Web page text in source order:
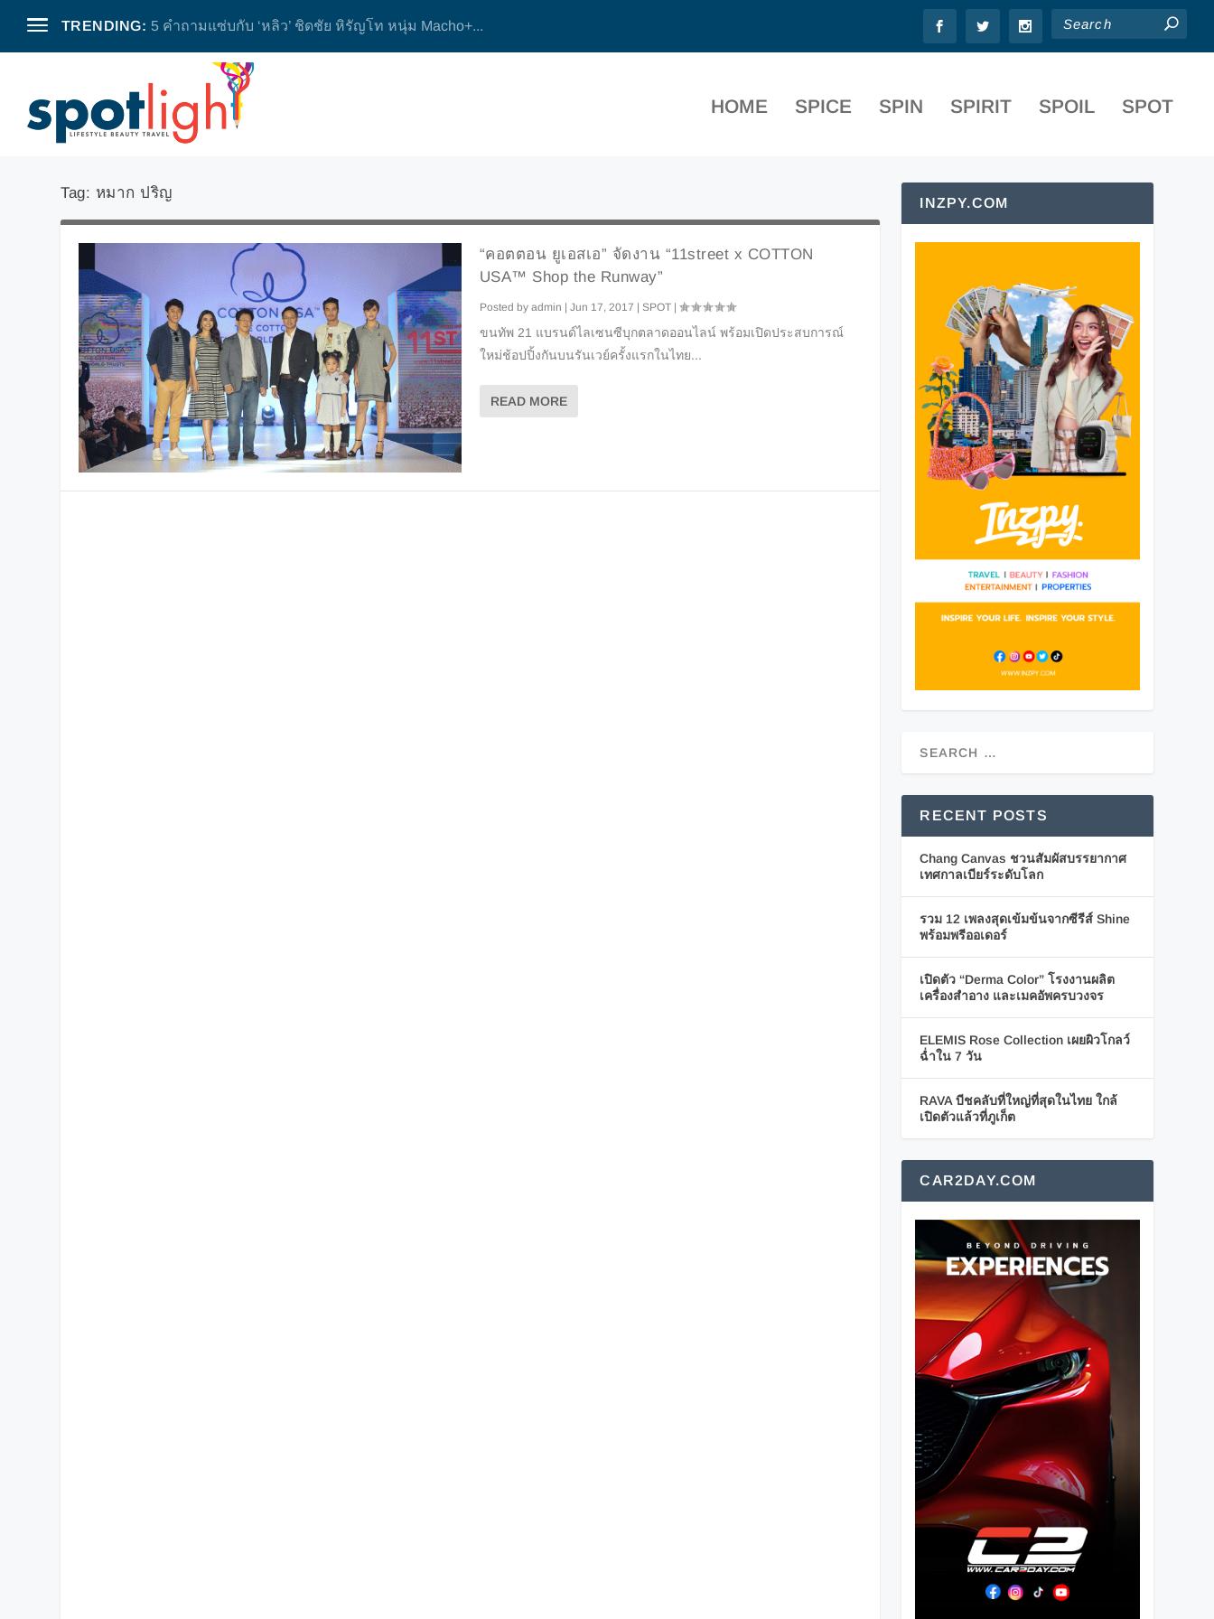
TRENDING: 5 คำถามแซ่บกับ ‘หลิว’ ชิดชัย หิรัญโท หนุ่ม Macho+...
HOME SPICE SPIN SPIRIT SPOIL SPOT
Tag: หมาก ปริญ
“คอตตอน ยูเอสเอ” จัดงาน “11street x COTTON
USA™ Shop the Runway”
Posted by admin | Jun 17, 2017 | SPOT|
ขนทัพ 21 แบรนด์ไลเซนซีบุกตลาดออนไลน์ พร้อมเปิดประสบการณ์
ใหม่ช้อปปิ้งกันบนรันเวย์ครั้งแรกในไทย...
READ MORE
INZPY.COM
RECENT POSTS
Chang Canvas ชวนสัมผัสบรรยากาศ
เทศกาลเบียร์ระดับโลก
รวม 12 เพลงสุดเข้มข้นจากซีรีส์ Shine
พร้อมพรีออเดอร์
เปิดตัว “Derma Color” โรงงานผลิต
เครื่องสำอาง และเมคอัพครบวงจร
ELEMIS Rose Collection เผยผิวโกลว์
ฉ่ำใน 7 วัน
RAVA บีชคลับที่ใหญ่ที่สุดในไทย ใกล้
เปิดตัวแล้วที่ภูเก็ต
CAR2DAY.COM